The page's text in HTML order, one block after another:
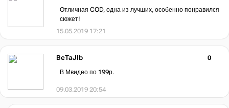
Отличная COD, одна из лучших, особенно понравился
сюжет!
15.05.2019 17:21
BeTaJIb
0
В Мвидео по 199р.
09.03.2019 20:54